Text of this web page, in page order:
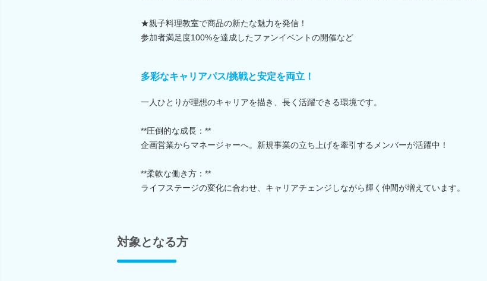
★親子料理教室で商品の新たな魅力を発信！
参加者満足度100%を達成したファンイベントの開催など
多彩なキャリアパス/挑戦と安定を両立！
一人ひとりが理想のキャリアを描き、長く活躍できる環境です。
**圧倒的な成長：**
企画営業からマネージャーへ。新規事業の立ち上げを牽引するメンバーが活躍中！
**柔軟な働き方：**
ライフステージの変化に合わせ、キャリアチェンジしながら輝く仲間が増えています。
対象となる方